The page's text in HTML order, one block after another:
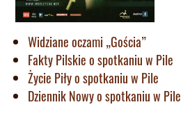
Widziane oczami „Gościa”
Fakty Pilskie o spotkaniu w Pile
Życie Piły o spotkaniu w Pile
Dziennik Nowy o spotkaniu w Pile